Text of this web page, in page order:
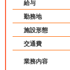
給与
勤務地
施設形態
交通費
業務内容